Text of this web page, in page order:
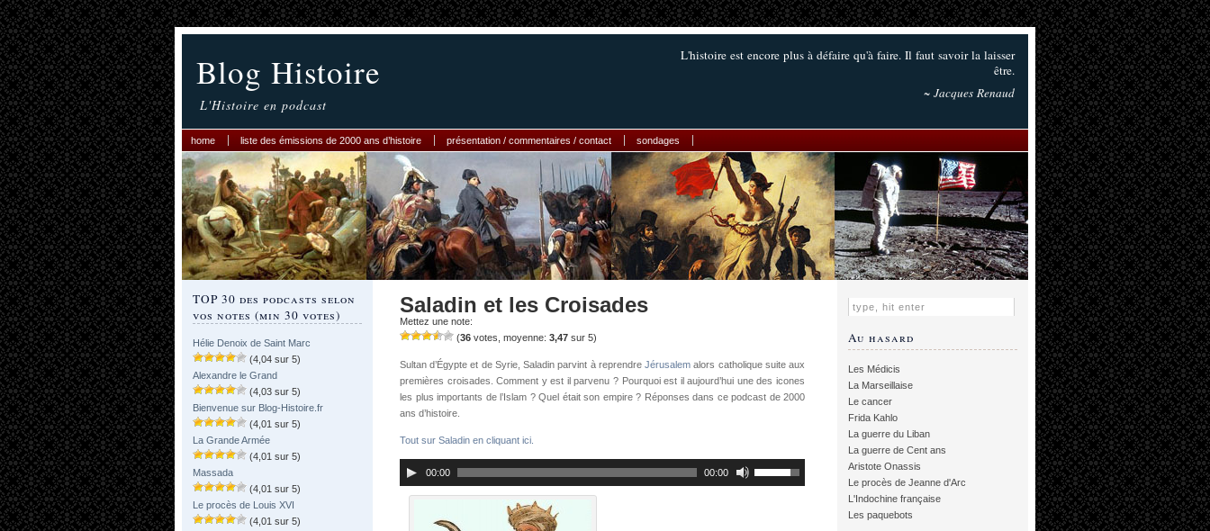
Blog Histoire
L'Histoire en podcast
L'histoire est encore plus à défaire qu'à faire. Il faut savoir la laisser
être.
~ Jacques Renaud
home liste des émissions de 2000 ans d’histoire présentation / commentaires / contact sondages
TOP 30 des podcasts selon
vos notes (min 30 votes)
Hélie Denoix de Saint Marc
(4,04 sur 5)
Alexandre le Grand
(4,03 sur 5)
Bienvenue sur Blog-Histoire.fr
(4,01 sur 5)
La Grande Armée
(4,01 sur 5)
Massada
(4,01 sur 5)
Le procès de Louis XVI
(4,01 sur 5)
Saladin et les Croisades
Mettez une note:
(36 votes, moyenne: 3,47 sur 5)
Sultan d’Égypte et de Syrie, Saladin parvint à reprendreJérusalem alors catholique suite aux
premières croisades. Comment y est il parvenu ? Pourquoi est il aujourd’hui une des icones
les plus importants de l’Islam ? Quel était son empire ? Réponses dans ce podcast de 2000
ans d’histoire.
Tout sur Saladin en cliquant ici.
00:00 00:00
Au hasard
Les Médicis
La Marseillaise
Le cancer
Frida Kahlo
La guerre du Liban
La guerre de Cent ans
Aristote Onassis
Le procès de Jeanne d'Arc
L'Indochine française
Les paquebots